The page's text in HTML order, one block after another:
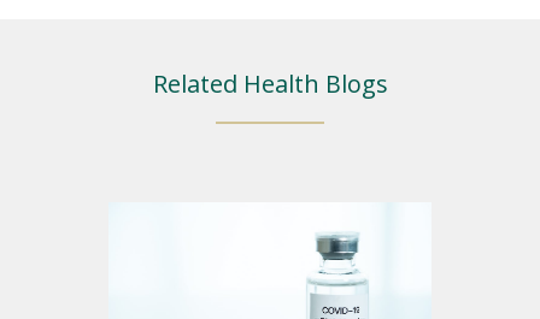
Related Health Blogs